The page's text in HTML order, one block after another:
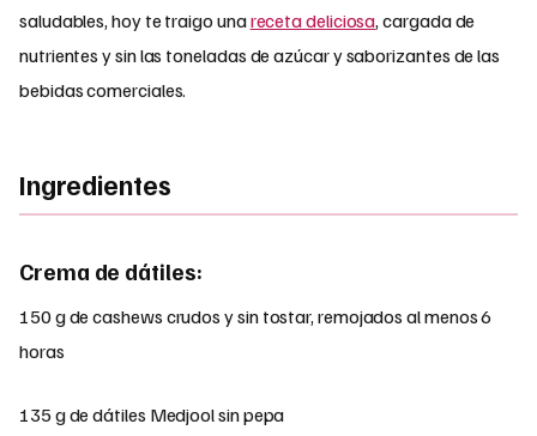
saludables, hoy te traigo unareceta deliciosa, cargada de
nutrientes y sin las toneladas de azúcar y saborizantes de las
bebidas comerciales.
Ingredientes
Crema de dátiles:
150 g de cashews crudos y sin tostar, remojados al menos 6
horas
135 g de dátiles Medjool sin pepa